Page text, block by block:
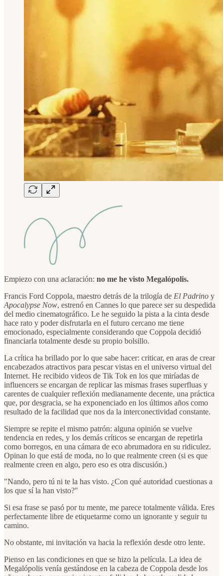
Empiezo con una aclaración: no me he visto Megalópolis.
Francis Ford Coppola, maestro detrás de la trilogía de El Padrino y
Apocalypse Now, estrenó en Cannes lo que parece ser su despedida
del medio cinematográfico. Le he seguido la pista a la cinta desde
hace rato y poder disfrutarla en el futuro cercano me tiene
emocionado, especialmente considerando que Coppola decidió
financiarla totalmente desde su propio bolsillo.
La crítica ha brillado por lo que sabe hacer: criticar, en aras de crear
encabezados atractivos para pescar vistas en el universo virtual del
Internet. He recibido videos de Tik Tok en los que miríadas de
influencers se encargan de replicar las mismas frases superfluas y
carentes de cualquier reflexión medianamente decente, una práctica
que, por desgracia, se ha exponenciado en los últimos años como
resultado de la facilidad que nos da la interconectividad constante.
Siempre se repite el mismo patrón: alguna opinión se vuelve
tendencia en redes, y los demás críticos se encargan de repetirla
como borregos, en una cámara de eco abrumadora en su ridiculez.
Opinan lo que está de moda, no lo que realmente creen (si es que
realmente creen en algo, pero eso es otra discusión.)
"Nando, pero tú ni te la has visto. ¿Con qué autoridad cuestionas a
los que sí la han visto?"
Si esa frase se pasó por tu mente, me parece totalmente válida. Eres
perfectamente libre de etiquetarme como un ignorante y seguir tu
camino.
No obstante, mi invitación va hacia la reflexión desde otro lente.
Pienso en las condiciones en que se hizo la película. La idea de
Megalópolis venía gestándose en la cabeza de Coppola desde los